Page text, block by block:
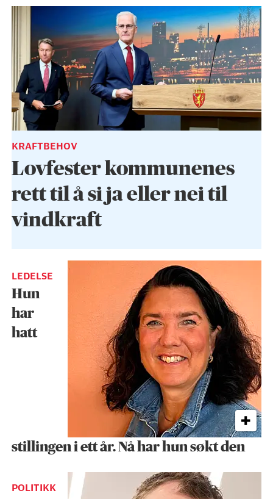
KRAFTBEHOV
Lovfester kommunenes
rett til å si ja eller nei til
vindkraft
LEDELSE
Hun
har
hatt
stillingen i ett år. Nå har hun søkt den
POLITIKK